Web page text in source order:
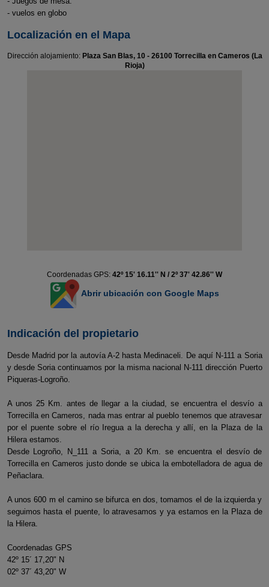
- vuelos en globo
Localización en el Mapa
Dirección alojamiento: Plaza San Blas, 10 - 26100 Torrecilla en Cameros (La
Rioja)
Coordenadas GPS: 42º 15' 16.11'' N / 2º 37' 42.86'' W
Abrir ubicación con Google Maps
Indicación del propietario
Desde Madrid por la autovía A-2 hasta Medinaceli. De aquí N-111 a Soria
y desde Soria continuamos por la misma nacional N-111 dirección Puerto
Piqueras-Logroño.
A unos 25 Km. antes de llegar a la ciudad, se encuentra el desvío a
Torrecilla en Cameros, nada mas entrar al pueblo tenemos que atravesar
por el puente sobre el río Iregua a la derecha y allí, en la Plaza de la
Hilera estamos.
Desde Logroño, N_111 a Soria, a 20 Km. se encuentra el desvío de
Torrecilla en Cameros justo donde se ubica la embotelladora de agua de
Peñaclara.
A unos 600 m el camino se bifurca en dos, tomamos el de la izquierda y
seguimos hasta el puente, lo atravesamos y ya estamos en la Plaza de
la Hilera.
Coordenadas GPS
42º 15´ 17,20" N
02º 37´ 43,20" W